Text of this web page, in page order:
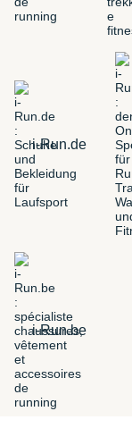
i-Run.de
i-Run.be